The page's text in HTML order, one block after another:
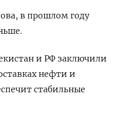
в прошлом году
и РФ заключили
нефти и
стабильные